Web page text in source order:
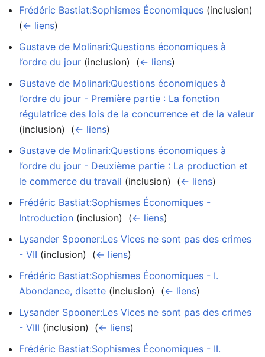
Frédéric Bastiat:Sophismes Économiques (inclusion) ‎
(← liens)
Gustave de Molinari:Questions économiques à
l’ordre du jour (inclusion) ‎ (← liens)
Gustave de Molinari:Questions économiques à
l’ordre du jour - Première partie : La fonction
régulatrice des lois de la concurrence et de la valeur
(inclusion) ‎ (← liens)
Gustave de Molinari:Questions économiques à
l’ordre du jour - Deuxième partie : La production et
le commerce du travail (inclusion) ‎ (← liens)
Frédéric Bastiat:Sophismes Économiques -
Introduction (inclusion) ‎ (← liens)
Lysander Spooner:Les Vices ne sont pas des crimes
- VII (inclusion) ‎ (← liens)
Frédéric Bastiat:Sophismes Économiques - I.
Abondance, disette (inclusion) ‎ (← liens)
Lysander Spooner:Les Vices ne sont pas des crimes
- VIII (inclusion) ‎ (← liens)
Frédéric Bastiat:Sophismes Économiques - II.